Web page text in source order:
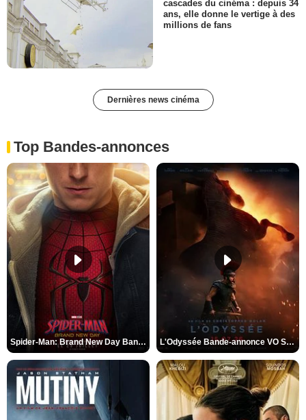
cascades du cinéma : depuis 34
ans, elle donne le vertige à des
millions de fans
Dernières news cinéma
Top Bandes-annonces
Spider-Man: Brand New Day Bande-annonce VO STFR L'Odyssée Bande-annonce VO STFR